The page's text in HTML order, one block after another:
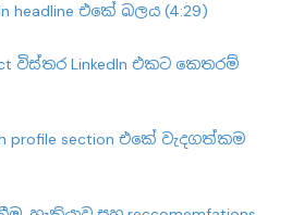
headline එකේ බලය (4:29)
විස්තර LinkedIn එකට කෙතරම්
profile section එකේ වැදගත්කම